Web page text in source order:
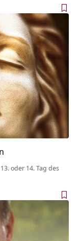
oder 14. Tag des